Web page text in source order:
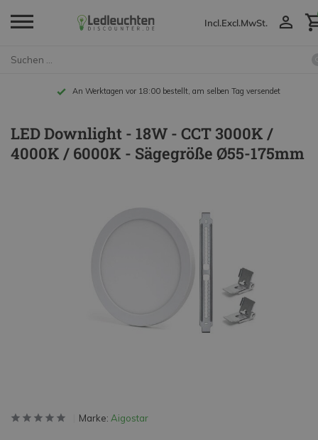
Incl.Excl.MwSt.
An Werktagen vor 18:00 bestellt, am selben Tag versendet
LED Downlight - 18W - CCT 3000K /
4000K / 6000K - Sägegröße Ø55-175mm
Marke: Aigostar